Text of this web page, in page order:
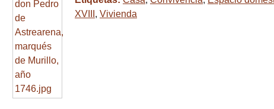
XVIII , Vivienda